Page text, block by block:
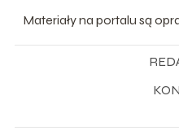
Materiały na portalu są